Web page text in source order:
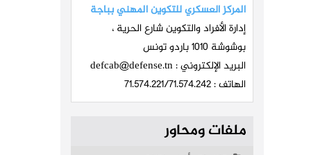
المركز العسكري للتكوين المهني بباجة
إدارة الأفراد والتكوين شارع الحرية ،
بوشوشة 1010 باردو تونس
البريد الإلكتروني :defcab@defense.tn
الهاتف : 71.574.221/71.574.242
ملفات ومحاور